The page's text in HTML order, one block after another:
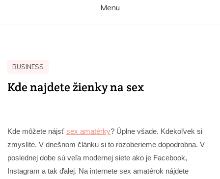
Menu
BUSINESS
Kde najdete žienky na sex
Kde môžete nájsť sex amatérky? Úplne všade. Kdekoľvek si
zmyslíte. V dnešnom článku si to rozoberieme dopodrobna. V
poslednej dobe sú veľa modernej siete ako je Facebook,
Instagram a tak ďalej. Na internete sex amatérok nájdete